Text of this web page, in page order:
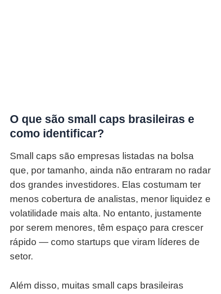
O que são small caps brasileiras e
como identificar?
Small caps são empresas listadas na bolsa
que, por tamanho, ainda não entraram no radar
dos grandes investidores. Elas costumam ter
menos cobertura de analistas, menor liquidez e
volatilidade mais alta. No entanto, justamente
por serem menores, têm espaço para crescer
rápido — como startups que viram líderes de
setor.
Além disso, muitas small caps brasileiras